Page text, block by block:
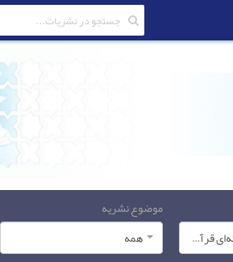
پژوهش‌های میان‌رشته‌ای قرآن کریم
موضوع نشریه
همه